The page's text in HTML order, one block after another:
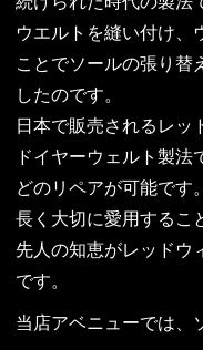
ウエルトを縫い付け、
ことでソールの張り替
したのです。
日本で販売されるレッ
ドイヤーウェルト製法
どのリペアが可能です
長く大切に愛用するこ
先人の知恵がレッドウ
です。
当店アベニューでは、